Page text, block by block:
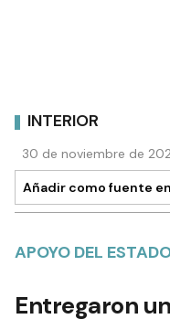
INTERIOR
30 de noviembre de
Añadir como fuente en
APOYO DEL
Entregaron